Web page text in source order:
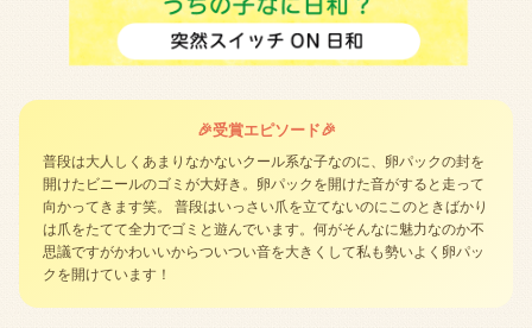
🎉受賞エピソード🎉
普段は大人しくあまりなかないクール系な子なのに、卵パックの封を
開けたビニールのゴミが大好き。卵パックを開けた音がすると走って
向かってきます笑。 普段はいっさい爪を立てないのにこのときばかり
は爪をたてて全力でゴミと遊んでいます。何がそんなに魅力なのか不
思議ですがかわいいからついつい音を大きくして私も勢いよく卵パッ
クを開けています！